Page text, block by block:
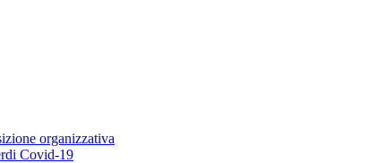
organizzativa
Covid-19